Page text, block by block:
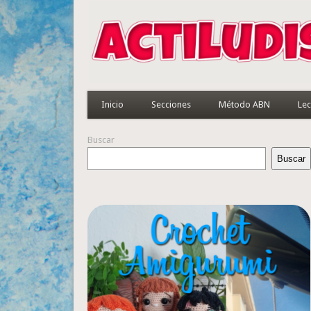
Inicio Secciones Método ABN
Buscar
Buscar